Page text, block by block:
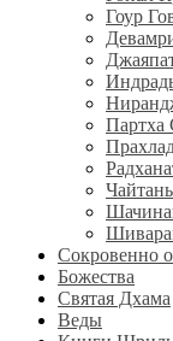
Гоур
Партха
Сокровенно
Божества
Святая Дхама
Веды